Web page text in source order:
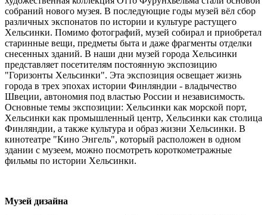
собраний нового музея. В последующие годы музей вёл сбор
различных экспонатов по истории и культуре растущего
Хельсинки. Помимо фотографий, музей собирал и приобретал
старинные вещи, предметы быта и даже фрагменты отделки
снесенных зданий. В наши дни музей города Хельсинки
представляет посетителям постоянную экспозицию
"Горизонты Хельсинки". Эта экспозиция освещает жизнь
города в трех эпохах истории Финляндии - владычество
Швеции, автономия под властью России и независимость.
Основные темы экспозиции: Хельсинки как морской порт,
Хельсинки как промышленный центр, Хельсинки как столица
Финляндии, а также культура и образ жизни Хельсинки. В
кинотеатре "Кино Энгель", который расположен в одном
здании с музеем, можно посмотреть короткометражные
фильмы по истории Хельсинки.
Музей дизайна